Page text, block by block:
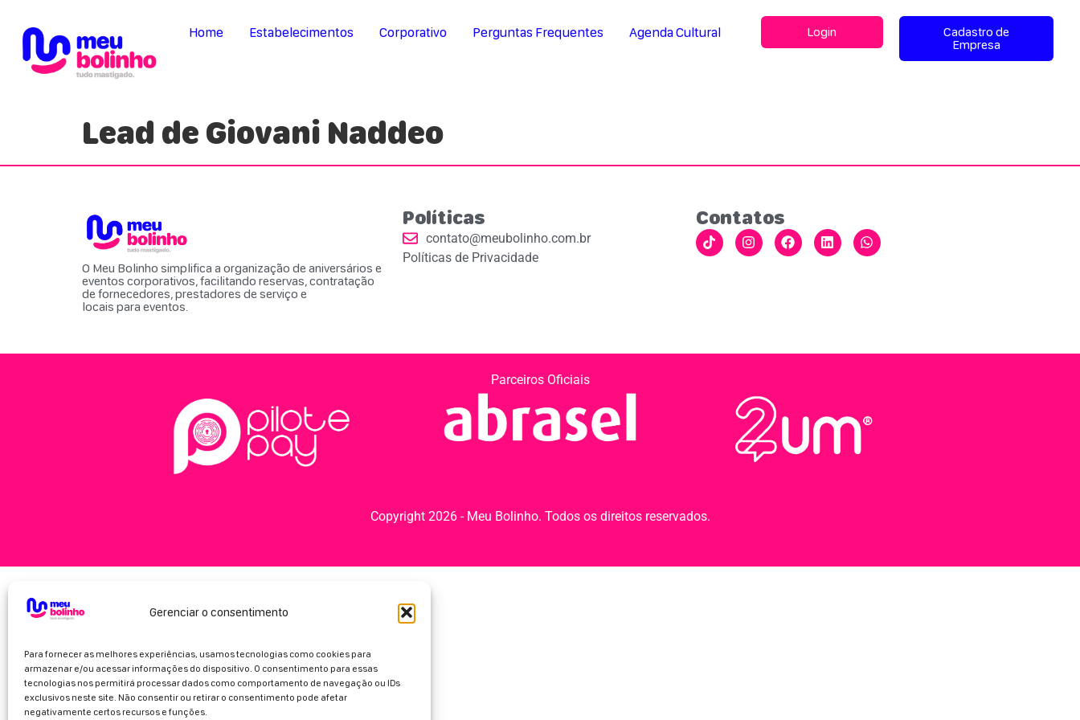
Gerenciar o consentimento
Para fornecer as melhores experiências, usamos tecnologias como cookies para
armazenar e/ou acessar informações do dispositivo. O consentimento para essas
tecnologias nos permitirá processar dados como comportamento de navegação ou IDs
exclusivos neste site. Não consentir ou retirar o consentimento pode afetar
negativamente certos recursos e funções.
Home Estabelecimentos Corporativo Perguntas Frequentes Agenda Cultural Login
Cadastro de
Empresa
Lead de Giovani Naddeo
O Meu Bolinho simplifica a organização de aniversários e
eventos corporativos, facilitando reservas, contratação
de fornecedores, prestadores de serviço e
locais para eventos.
Políticas
contato@meubolinho.com.br
Políticas de Privacidade
Contatos
Parceiros Oficiais
Copyright 2026 - Meu Bolinho. Todos os direitos reservados.